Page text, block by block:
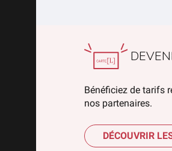
Bénéficiez de tarifs
nos partenaires.
DÉCOUVRIR